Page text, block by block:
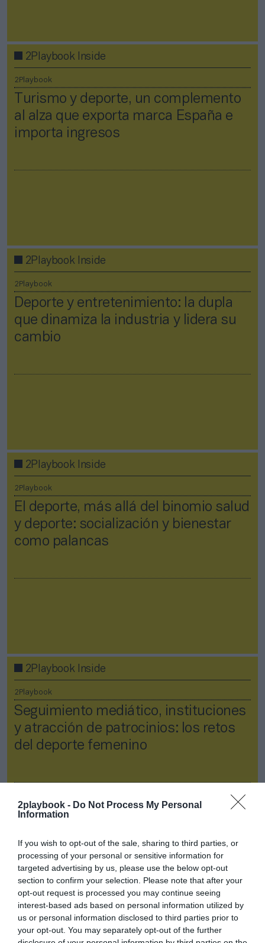
2playbook - Do Not Process My Personal
Information
If you wish to opt-out of the sale, sharing to third parties, or
processing of your personal or sensitive information for
targeted advertising by us, please use the below opt-out
section to confirm your selection. Please note that after your
opt-out request is processed you may continue seeing
interest-based ads based on personal information utilized by
us or personal information disclosed to third parties prior to
your opt-out. You may separately opt-out of the further
2Playbook Inside
2Playbook
Turismo y deporte, un complemento
al alza que exporta marca España e
importa ingresos
2Playbook Inside
2Playbook
Deporte y entretenimiento: la dupla
que dinamiza la industria y lidera su
cambio
2Playbook Inside
2Playbook
El deporte, más allá del binomio salud
y deporte: socialización y bienestar
como palancas
2Playbook Inside
2Playbook
Seguimiento mediático, instituciones
y atracción de patrocinios: los retos
del deporte femenino
2Playbook Inside
2Playbook
Sostenibilidad e igualdad: los planes
del deporte para impulsar los ODS de